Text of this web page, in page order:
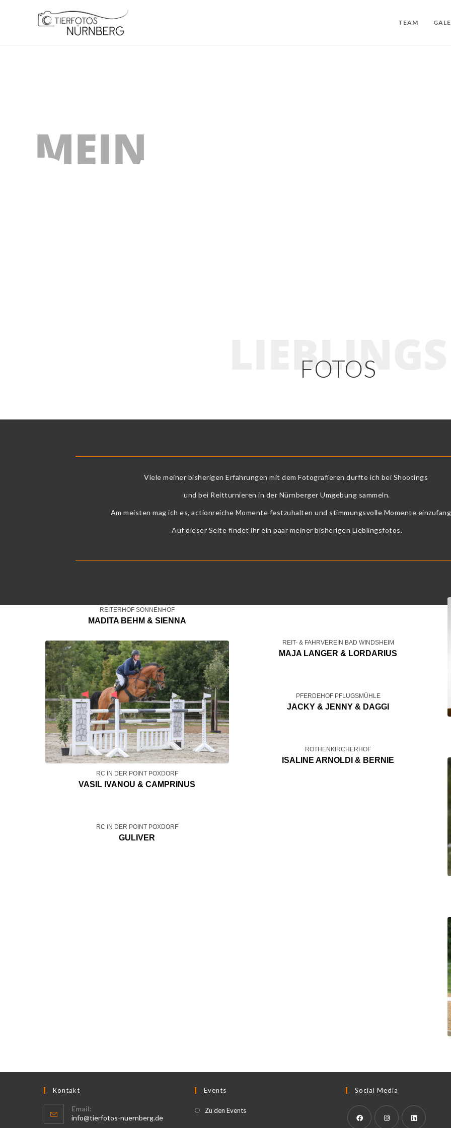
TEAM
MEIN
Portfolio
LIEBLINGS
FOTOS
Viele meiner bisherigen Erfahrungen mit dem Fotografieren durfte ich bei Shootings
und bei Reitturnieren in der Nürnberger Umgebung sammeln.
Am meisten mag ich es, actionreiche Momente festzuhalten und stimmungsvolle Momente
Auf dieser Seite findet ihr ein paar meiner bisherigen Lieblingsfotos.
REITERHOF SONNENHOF
MADITA BEHM & SIENNA
RC IN DER POINT POXDORF
VASIL IVANOU & CAMPRINUS
RC IN DER POINT POXDORF
GULIVER
REIT- & FAHRVEREIN BAD WINDSHEIM
MAJA LANGER & LORDARIUS
PFERDEHOF PFLUGSMÜHLE
JACKY & JENNY & DAGGI
ROTHENKIRCHERHOF
ISALINE ARNOLDI & BERNIE
Kontakt
Email:
info@tierfotos-nuernberg.de
Events
Zu den Events
Social Media